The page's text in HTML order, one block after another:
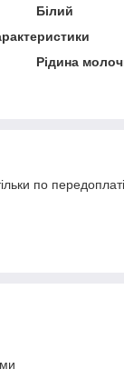
Білий
Рідина
по передоплаті.